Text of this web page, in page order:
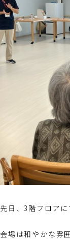
先日、3階フロアに
会場は和やかな雰